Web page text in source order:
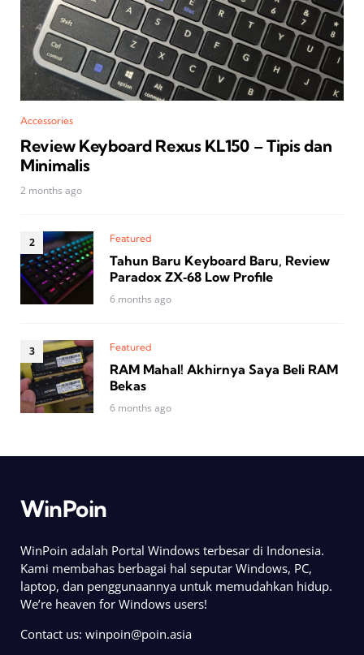
Accessories
Review Keyboard Rexus KL150 – Tipis dan
Minimalis
2 months ago
Featured
Tahun Baru Keyboard Baru, Review
Paradox ZX‑68 Low Profile
6 months ago
Featured
RAM Mahal! Akhirnya Saya Beli RAM
Bekas
6 months ago
WinPoin
WinPoin adalah Portal Windows terbesar di Indonesia.
Kami membahas berbagai hal seputar Windows, PC,
laptop, dan penggunaannya untuk memudahkan hidup.
We’re heaven for Windows users!
Contact us: winpoin@poin.asia